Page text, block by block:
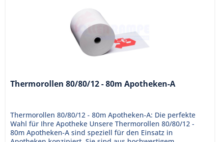
Thermorollen 80/80/12 - 80m Apotheken-A
Thermorollen 80/80/12 - 80m Apotheken-A: Die perfekte
Wahl für Ihre Apotheke Unsere Thermorollen 80/80/12 -
80m Apotheken-A sind speziell für den Einsatz in